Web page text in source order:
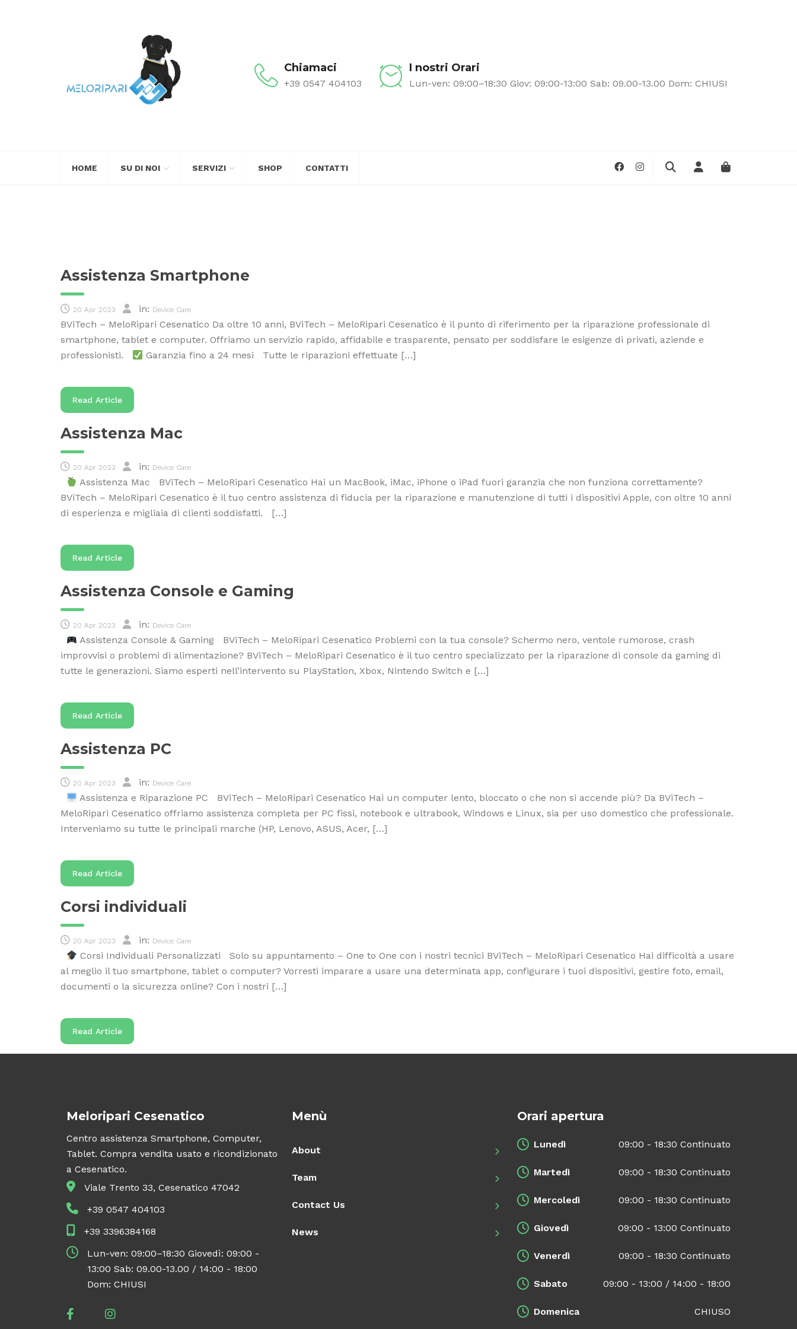
I nostri Orari
Lun-ven: 09:00–18:30 Giov: 09:00-13:00 Sab: 09.00-13.00 Dom: CHIUSI
Chiamaci
+39 0547 404103
HOME SU DI NOI SERVIZI SHOP CONTATTI
Assistenza Smartphone
20 Apr 2023 in: Device Care
BViTech – MeloRipari Cesenatico Da oltre 10 anni, BViTech – MeloRipari Cesenatico è il punto di riferimento per la riparazione professionale di
smartphone, tablet e computer. Offriamo un servizio rapido, affidabile e trasparente, pensato per soddisfare le esigenze di privati, aziende e
professionisti.
Garanzia fino a 24 mesi Tutte le riparazioni effettuate […]
Read Article
Assistenza Mac
20 Apr 2023 in: Device Care
Assistenza Mac BViTech – MeloRipari Cesenatico Hai un MacBook, iMac, iPhone o iPad fuori garanzia che non funziona correttamente?
BViTech – MeloRipari Cesenatico è il tuo centro assistenza di fiducia per la riparazione e manutenzione di tutti i dispositivi Apple, con oltre 10 anni
di esperienza e migliaia di clienti soddisfatti. […]
Read Article
Assistenza Console e Gaming
20 Apr 2023 in: Device Care
Assistenza Console & Gaming BViTech – MeloRipari Cesenatico Problemi con la tua console? Schermo nero, ventole rumorose, crash
improvvisi o problemi di alimentazione? BViTech – MeloRipari Cesenatico è il tuo centro specializzato per la riparazione di console da gaming di
tutte le generazioni. Siamo esperti nell’intervento su PlayStation, Xbox, Nintendo Switch e […]
Read Article
Assistenza PC
20 Apr 2023 in: Device Care
Assistenza e Riparazione PC BViTech – MeloRipari Cesenatico Hai un computer lento, bloccato o che non si accende più? Da BViTech –
MeloRipari Cesenatico offriamo assistenza completa per PC fissi, notebook e ultrabook, Windows e Linux, sia per uso domestico che professionale.
Interveniamo su tutte le principali marche (HP, Lenovo, ASUS, Acer, […]
Read Article
Corsi individuali
20 Apr 2023 in: Device Care
Corsi Individuali Personalizzati Solo su appuntamento – One to One con i nostri tecnici BViTech – MeloRipari Cesenatico Hai difficoltà a usare
al meglio il tuo smartphone, tablet o computer? Vorresti imparare a usare una determinata app, configurare i tuoi dispositivi, gestire foto, email,
documenti o la sicurezza online? Con i nostri […]
Read Article
Meloripari Cesenatico
Centro assistenza Smartphone, Computer,
Tablet. Compra vendita usato e ricondizionato
a Cesenatico.
Viale Trento 33, Cesenatico 47042
+39 0547 404103
+39 3396384168
Lun-ven: 09:00–18:30 Giovedì: 09:00 -
13:00 Sab: 09.00-13.00 / 14:00 - 18:00
Dom: CHIUSI
Menù
About
Team
Contact Us
News
Orari apertura
Lunedì 09:00 - 18:30 Continuato
Martedì 09:00 - 18:30 Continuato
Mercoledì 09:00 - 18:30 Continuato
Giovedì 09:00 - 13:00 Continuato
Venerdì 09:00 - 18:30 Continuato
Sabato 09:00 - 13:00 / 14:00 - 18:00
Domenica CHIUSO